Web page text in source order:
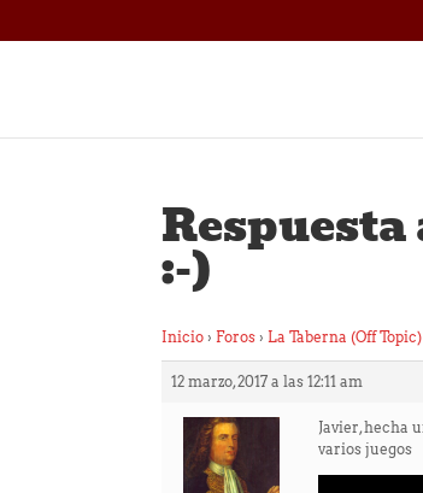
Respuesta
:-)
Inicio › Foros › La Taberna (Off Topic)
12 marzo, 2017 a las 12:11 am
Javier, hecha
varios juegos